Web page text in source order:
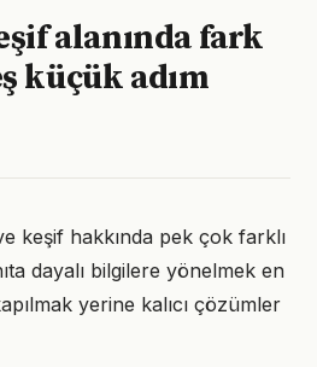
alanında fark
küçük adım
keşif hakkında pek çok farklı
dayalı bilgilere yönelmek en
yerine kalıcı çözümler